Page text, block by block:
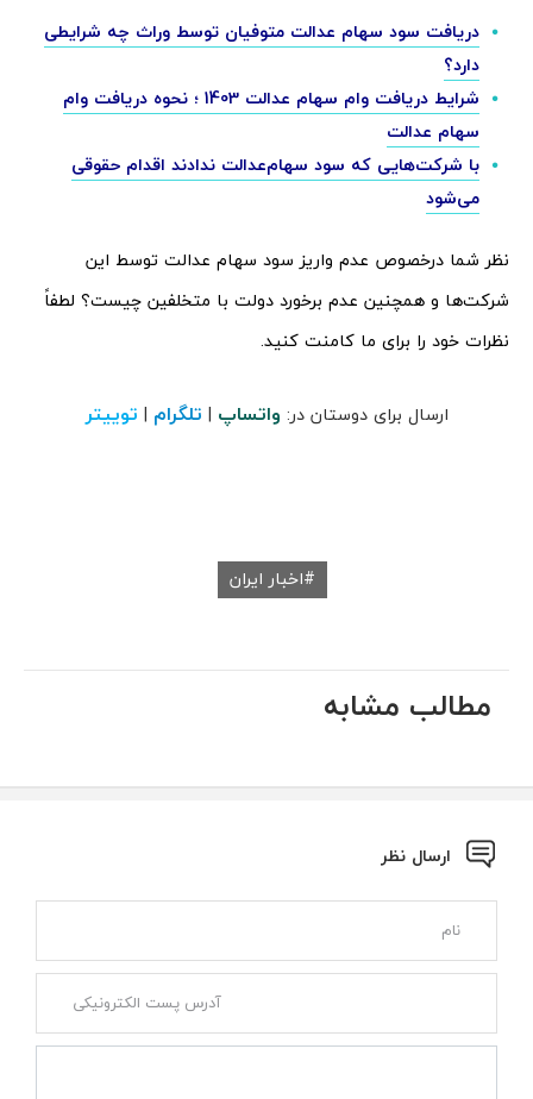
دریافت سود سهام عدالت متوفیان توسط وراث چه شرایطی
دارد؟
شرایط دریافت وام سهام عدالت 1403 ؛ نحوه دریافت وام
سهام عدالت
با شرکت‌هایی که سود سهام‌عدالت ندادند اقدام حقوقی
می‌شود
نظر شما درخصوص عدم واریز سود سهام عدالت توسط این
شرکت‌ها و همچنین عدم برخورد دولت با متخلفین چیست؟ لطفاً
نظرات خود را برای ما کامنت کنید.
ارسال برای دوستان در: واتساپ | تلگرام | توییتر
اخبار ایران
مطالب مشابه
ارسال نظر